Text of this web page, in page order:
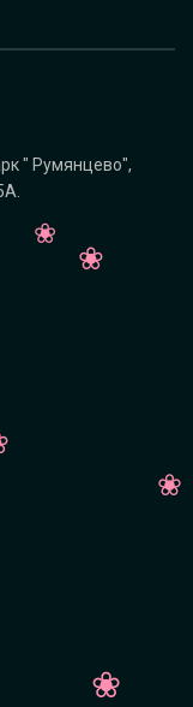
" Румянцево",